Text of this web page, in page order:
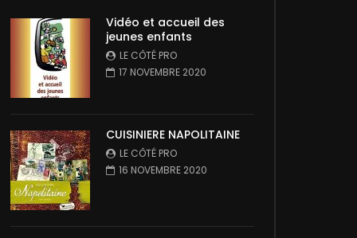
Vidéo et accueil des
jeunes enfants
LE CÔTÉ PRO
17 NOVEMBRE 2020
CUISINIERE NAPOLITAINE
LE CÔTÉ PRO
16 NOVEMBRE 2020